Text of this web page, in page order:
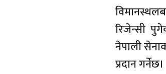
रिजेन्सी
नेपाली
प्रदान गर्नेछ।